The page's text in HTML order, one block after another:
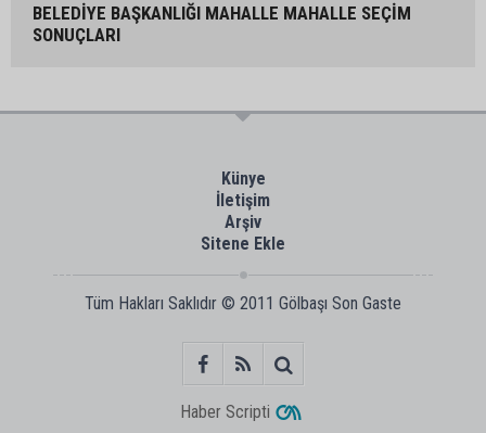
BELEDİYE BAŞKANLIĞI MAHALLE MAHALLE SEÇİM
SONUÇLARI
Künye
İletişim
Arşiv
Sitene Ekle
Tüm Hakları Saklıdır © 2011 Gölbaşı Son Gaste
Haber Scripti